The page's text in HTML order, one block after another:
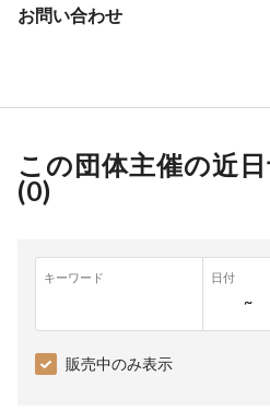
お問い合わせ
この団体主催の近
(0)
キーワード 日付
~
販売中のみ表示